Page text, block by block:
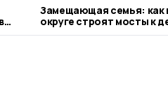
Замещающая семья: как
округе строят мосты к